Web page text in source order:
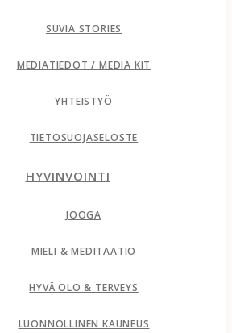
SUVIA STORIES
MEDIATIEDOT / MEDIA KIT
YHTEISTYÖ
TIETOSUOJASELOSTE
HYVINVOINTI
JOOGA
MIELI & MEDITAATIO
HYVÄ OLO & TERVEYS
LUONNOLLINEN KAUNEUS